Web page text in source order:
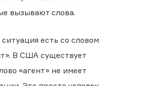
вызывают слова.
есть со словом
В США существует
«агент» не имеет